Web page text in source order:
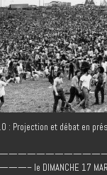
: Projection et débat en
17